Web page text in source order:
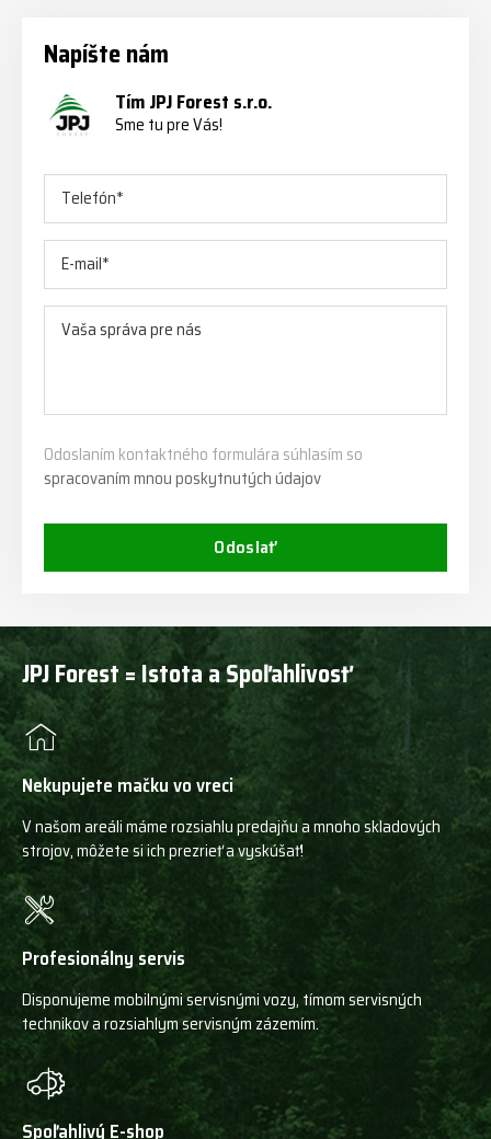
Napíšte nám
Tím JPJ Forest s.r.o.
Sme tu pre Vás!
Odoslaním kontaktného formulára súhlasím so
spracovaním mnou poskytnutých údajov
Odoslať
JPJ Forest = Istota a Spoľahlivosť
Nekupujete mačku vo vreci
V našom areáli máme rozsiahlu predajňu a mnoho skladových
strojov, môžete si ich prezrieť a vyskúšať!
Profesionálny servis
Disponujeme mobilnými servisnými vozy, tímom servisných
technikov a rozsiahlym servisným zázemím.
Spoľahlivý E-shop